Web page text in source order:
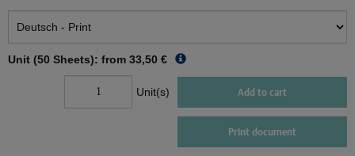
Unit (50 Sheets): from 33,50 €
Unit(s) Add to cart
Print document